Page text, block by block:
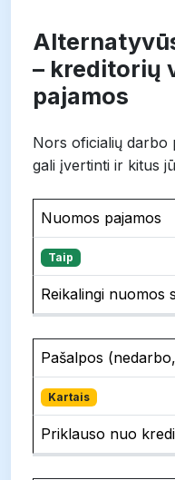
– kreditorių
pajamos
Nors oficialių darbo
gali įvertinti ir kitus
Pajamų
šaltinis
Ar
Nuomos pajamos
Taip
Reikalingi nuomos
Pašalpos
Kartais
Priklauso nuo